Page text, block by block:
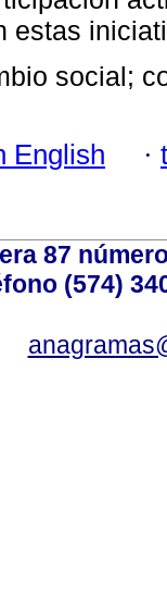
estas
social;
English ·
87
(574)